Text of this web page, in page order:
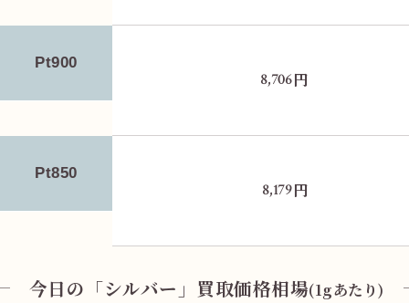
Pt900
8,706円
Pt850
8,179円
今日の「シルバー」買取価格相場(1gあたり)